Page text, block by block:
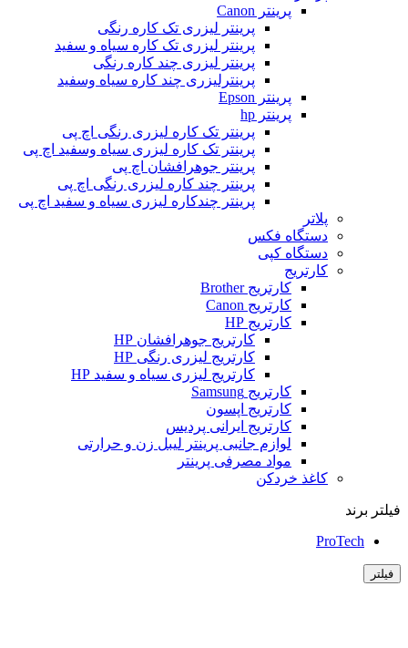
پرینتر Canon
پرینتر لیزری تک کاره رنگی
پرینتر لیزری تک کاره سیاه و سفید
پرینتر لیزری چند کاره رنگی
پرینترلیزری چند کاره سیاه وسفید
پرینتر Epson
پرینتر hp
پرینتر تک کاره لیزری رنگی اچ پی
پرینتر تک کاره لیزری سیاه وسفید اچ پی
پرینتر جوهرافشان اچ پی
پرینتر چند کاره لیزری رنگی اچ پی
پرینتر چندکاره لیزری سیاه و سفید اچ پی
پلاتر
دستگاه فکس
دستگاه کپی
کارتریج
کارتریج Brother
کارتریج Canon
کارتریج HP
کارتریج جوهرافشان HP
کارتریج لیزری رنگی HP
کارتریج لیزری سیاه و سفید HP
کارتریج Samsung
کارتریج اپسون
کارتریج ایرانی پردیس
لوازم جانبی پرینتر لیبل زن و حرارتی
مواد مصرفی پرینتر
کاغذ خردکن
فیلتر برند
ProTech
فیلتر